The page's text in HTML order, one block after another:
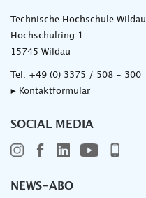
Technische Hochschule Wildau
Hochschulring 1
15745 Wildau
Tel: +49 (0) 3375 / 508 - 300
▸ Kontaktformular
SOCIAL MEDIA
NEWS-ABO